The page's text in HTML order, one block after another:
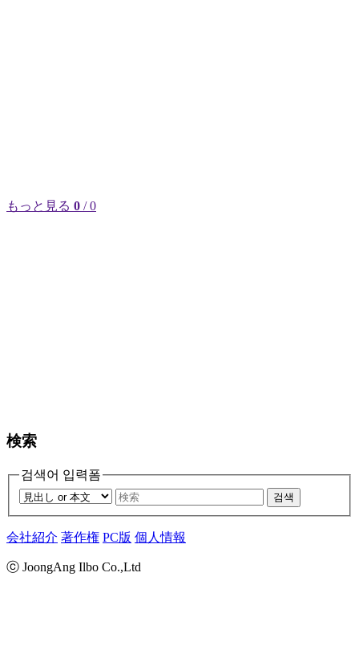
もっと見る 0 / 0
検索
검색어 입력폼
검색
会社紹介 著作権 PC版 個人情報
ⓒ JoongAng Ilbo Co.,Ltd